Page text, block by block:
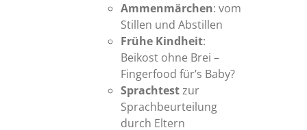
Ammenmärchen: vom
Stillen und Abstillen
Frühe Kindheit:
Beikost ohne Brei –
Fingerfood für’s Baby?
Sprachtestzur
Sprachbeurteilung
durch Eltern